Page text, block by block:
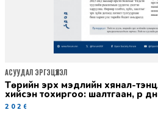
төрийн эрх мэдлийн хянал-тэнцлийн тогтолцоонд
хийсэн тохиргоо: шалтгаан, үр дүн
2026-01-13
АСУУДАЛ ЭРГЭЦҮҮЛЭЛ